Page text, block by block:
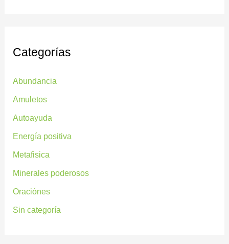
Categorías
Abundancia
Amuletos
Autoayuda
Energía positiva
Metafisica
Minerales poderosos
Oraciónes
Sin categoría